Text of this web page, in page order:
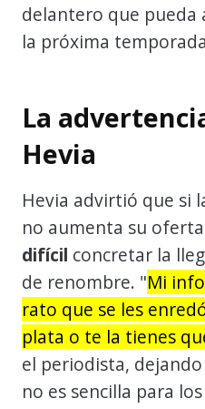
delantero que pueda
la próxima
La
Hevia
Hevia advirtió que si
no aumenta su
difícil concretar la
de renombre. "Mi
rato que se les
plata o te la tienes
el periodista,
no es sencilla para